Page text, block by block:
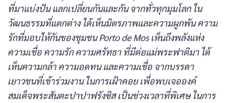
ที่มาแบ่งปัน แลกเปลี่ยนกันและกัน จากทั่วทุกมุมโลก ใน
วัฒนธรรมที่แตกต่าง ได้เห็นมิตรภาพและความผูกพัน ความ
รักที่มอบให้กันของชุมชน Porto de Mos เห็นถึงพลังแห่ง
ความเชื่อ ความรัก ความศรัทธา ที่มีต่อแม่พระฟาติมา ได้
เห็นความกล้า ความอดทน และความเชื่อ จากบรรดา
เยาวชนที่เข้าร่วมงาน ในการเฝ้าคอย เพื่อพบเจอองค์
สมเด็จพระสันตะปาปาฟรังซิส เป็นช่วงเวลาที่พิเศษ ในการ